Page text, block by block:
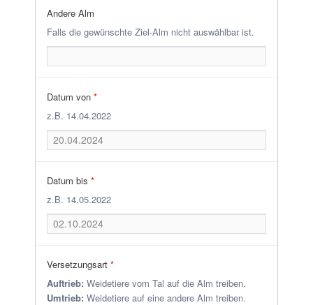
Andere Alm
Falls die gewünschte Ziel-Alm nicht auswählbar ist.
Datum von*
z.B. 14.04.2022
Datum bis*
z.B. 14.05.2022
Versetzungsart*
Auftrieb: Weidetiere vom Tal auf die Alm treiben.
Umtrieb: Weidetiere auf eine andere Alm treiben.